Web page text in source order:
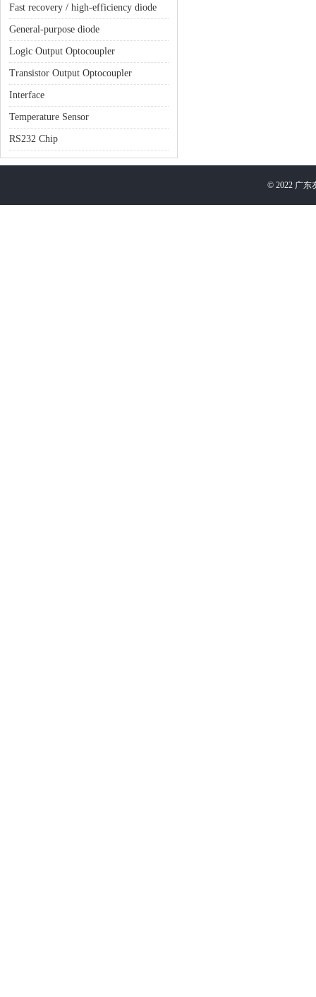
Fast recovery / high-efficiency diode
General-purpose diode
Logic Output Optocoupler
Transistor Output Optocoupler
Interface
Temperature Sensor
RS232 Chip
© 2022 广东